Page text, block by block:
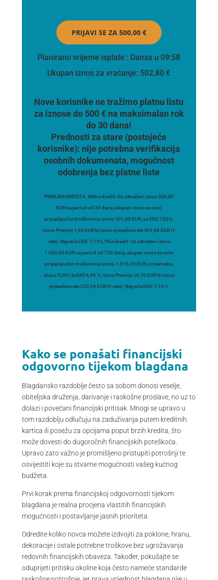
PRIJAVI SE ZA 500,00 €
Planirano vrijeme isplate : Danas u 09:58
Ukupan iznos za vraćanje: 502,80 €
Nove korisnike ne tražimo platnu listu
za iznose do 500 € na maksimalan rok
do 30 dana!
Prednosti za stare (postojeće
korisnike): nije potrebna verifikacija
osobnih dokumenata, mogućnost
odobrenja bez platne liste
PRIMJER KREDITA: Mikro kredit: Uz zatraženi iznos 300,00
EUR na period od 30 dana, ukupan iznos sa svim
pripadajućim troškovima iznosi 301,68 EUR, uz EKS 7,03%,
iznos Premije 1,68 EUR te iznos mjesečne rate 301,68 EUR (1
rata). Najveća EKS: 7,15%, Plus kredit: Uz zatraženi iznos
1.000,00 EUR na period od 150 dana, ukupan iznos sa svim
pripadajućim troškovima iznosi 1.016,70 EUR, uz kamatnu
stopu 0,00% te EKS 6,96 %, iznos Premije 16,70 EUR te iznos
mjesečne rate 203,34 EUR (5 rata). Najveća EKS: 7,15 %
Kako se ponašati financijski
odgovorno tijekom blagdana
Blagdansko razdoblje često sa sobom donosi veselje,
obiteljska druženja, darivanje i raskošne proslave, no uz to
dolazi i povećani financijski pritisak. Mnogi se upravo u
tom razdoblju odlučuju na zaduživanja putem kreditnih
kartica ili posežu za opcijama poput brzih kredita, što
može dovesti do dugoročnih financijskih poteškoća.
Upravo zato važno je promišljeno pristupiti potrošnji te
osvijestiti koje su stvarne mogućnosti vašeg kućnog
budžeta.
Prvi korak prema financijskoj odgovornosti tijekom
blagdana je realna procjena vlastitih financijskih
mogućnosti i postavljanje jasnih prioriteta.
Odredite koliko novca možete izdvojiti za poklone, hranu,
dekoracije i ostale potrebne troškove bez ugrožavanja
redovnih financijskih obaveza. Također, pokušajte se
oduprijeti pritisku okoline koja često nameće standarde